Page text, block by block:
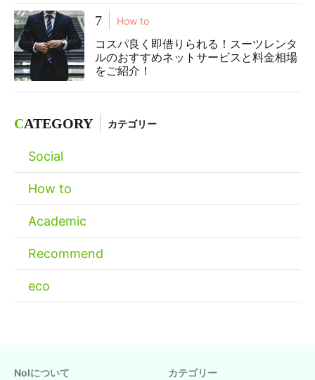
7 How to
コスパ良く即借りられる！スーツレンタ
ルのおすすめネットサービスと料金相場
をご紹介！
CATEGORY カテゴリー
Social
How to
Academic
Recommend
eco
Nolについて カテゴリー